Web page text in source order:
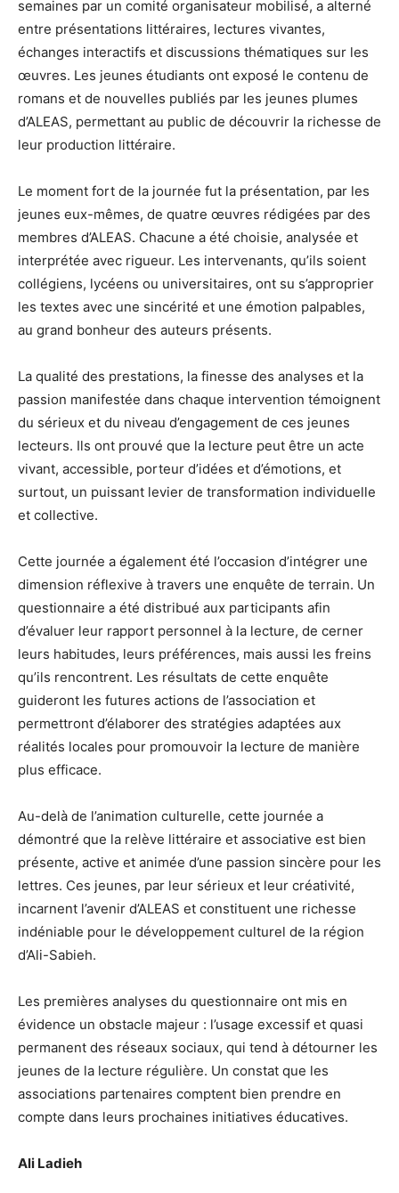
semaines par un comité organisateur mobilisé, a alterné
entre présentations littéraires, lectures vivantes,
échanges interactifs et discussions thématiques sur les
œuvres. Les jeunes étudiants ont exposé le contenu de
romans et de nouvelles publiés par les jeunes plumes
d’ALEAS, permettant au public de découvrir la richesse de
leur production littéraire.
Le moment fort de la journée fut la présentation, par les
jeunes eux-mêmes, de quatre œuvres rédigées par des
membres d’ALEAS. Chacune a été choisie, analysée et
interprétée avec rigueur. Les intervenants, qu’ils soient
collégiens, lycéens ou universitaires, ont su s’approprier
les textes avec une sincérité et une émotion palpables,
au grand bonheur des auteurs présents.
La qualité des prestations, la finesse des analyses et la
passion manifestée dans chaque intervention témoignent
du sérieux et du niveau d’engagement de ces jeunes
lecteurs. Ils ont prouvé que la lecture peut être un acte
vivant, accessible, porteur d’idées et d’émotions, et
surtout, un puissant levier de transformation individuelle
et collective.
Cette journée a également été l’occasion d’intégrer une
dimension réflexive à travers une enquête de terrain. Un
questionnaire a été distribué aux participants afin
d’évaluer leur rapport personnel à la lecture, de cerner
leurs habitudes, leurs préférences, mais aussi les freins
qu’ils rencontrent. Les résultats de cette enquête
guideront les futures actions de l’association et
permettront d’élaborer des stratégies adaptées aux
réalités locales pour promouvoir la lecture de manière
plus efficace.
Au-delà de l’animation culturelle, cette journée a
démontré que la relève littéraire et associative est bien
présente, active et animée d’une passion sincère pour les
lettres. Ces jeunes, par leur sérieux et leur créativité,
incarnent l’avenir d’ALEAS et constituent une richesse
indéniable pour le développement culturel de la région
d’Ali-Sabieh.
Les premières analyses du questionnaire ont mis en
évidence un obstacle majeur : l’usage excessif et quasi
permanent des réseaux sociaux, qui tend à détourner les
jeunes de la lecture régulière. Un constat que les
associations partenaires comptent bien prendre en
compte dans leurs prochaines initiatives éducatives.
Ali Ladieh